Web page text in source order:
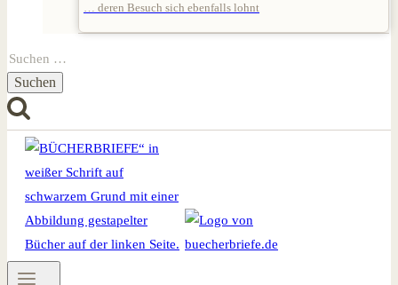
… deren Besuch sich ebenfalls lohnt
Suchen
nach: